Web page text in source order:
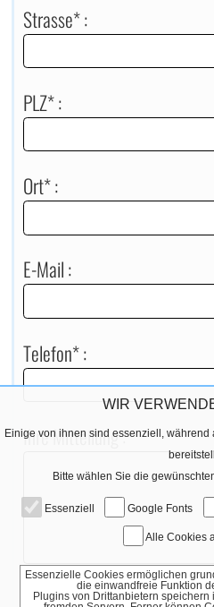
Strasse* :
PLZ* :
Ort* :
E-Mail :
Telefon* :
Ihre Mitteilung :
WIR
Einige von ihnen sind essenziell,
Bitte wählen Sie die
Essenziell Google Fonts
Alle Cookies
Essenzielle Cookies ermöglichen
die einwandfreie Funktion
Plugins von Drittanbietern